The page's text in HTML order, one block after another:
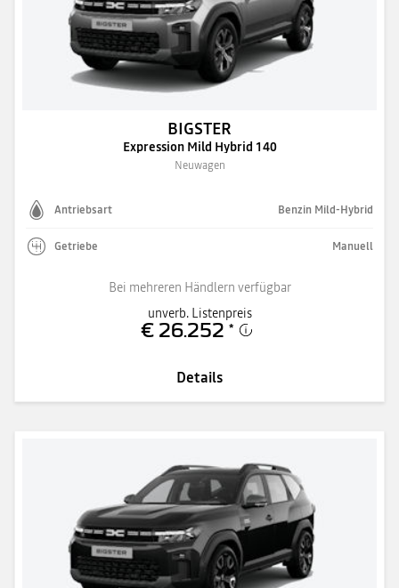
BIGSTER
Expression Mild Hybrid 140
Neuwagen
Antriebsart Benzin Mild-Hybrid
Getriebe Manuell
Bei mehreren Händlern verfügbar
unverb. Listenpreis
€ 26.252 *
Details